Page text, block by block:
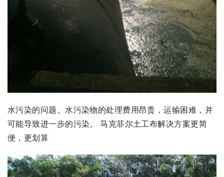
水污染的问题。水污染物的处理费用昂贵，运输困难，并
可能导致进一步的污染。 马克菲尔土工布解决方案更简
便，更划算